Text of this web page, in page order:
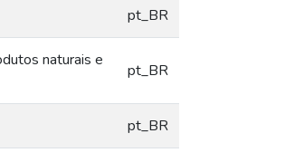
pt_BR
naturais e
pt_BR
pt_BR